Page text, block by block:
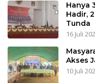
Hanya
Hadir,
Tunda
16 Juli
Akses
10 Juli